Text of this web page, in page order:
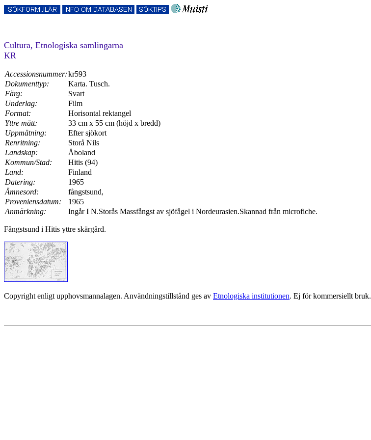
Cultura, Etnologiska samlingarna
KR
Accessionsnummer:kr593
Dokumenttyp:
Karta. Tusch.
Färg:
Svart
Underlag:
Film
Format:
Horisontal rektangel
Yttre mått:
33 cm x 55 cm (höjd x bredd)
Uppmätning:
Efter sjökort
Renritning:
Storå Nils
Landskap:
Åboland
Kommun/Stad:
Hitis (94)
Land:
Finland
Datering:
1965
Ämnesord:
fångstsund,
Proveniensdatum:
1965
Anmärkning:
Ingår I N.Storås Massfångst av sjöfågel i Nordeurasien.Skannad från microfiche.
Fångstsund i Hitis yttre skärgård.
Copyright enligt upphovsmannalagen. Användningstillstånd ges av Etnologiska institutionen. Ej för kommersiellt bruk.